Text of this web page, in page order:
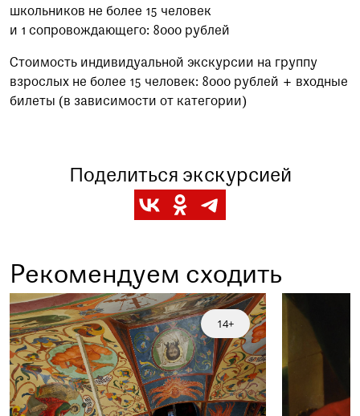
visitor@shm.ru
школьников не более 15 человек
и 1 сопровождающего: 8000 рублей
Стоимость индивидуальной экскурсии на группу
взрослых не более 15 человек: 8000 рублей + входные
билеты (в зависимости от категории)
Поделиться экскурсией
Рекомендуем сходить
14+